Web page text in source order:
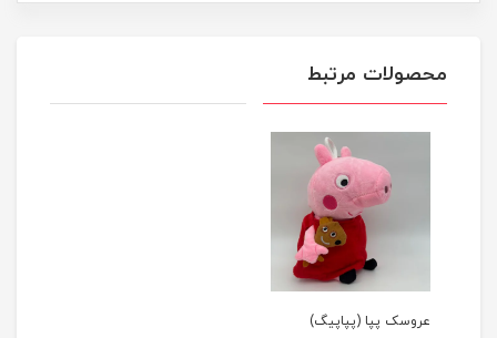
محصولات مرتبط
عروسک پپا (پپاپیگ)